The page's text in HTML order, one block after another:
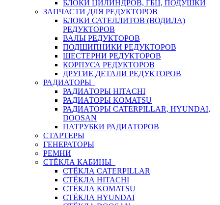
БЛОКИ ЦИЛИНДРОВ, ГБЦ, ПОДУШКИ
ЗАПЧАСТИ ДЛЯ РЕДУКТОРОВ
БЛОКИ САТЕЛЛИТОВ (ВОДИЛА)
РЕДУКТОРОВ
ВАЛЫ РЕДУКТОРОВ
ПОДШИПНИКИ РЕДУКТОРОВ
ШЕСТЕРНИ РЕДУКТОРОВ
КОРПУСА РЕДУКТОРОВ
ДРУГИЕ ДЕТАЛИ РЕДУКТОРОВ
РАДИАТОРЫ
РАДИАТОРЫ HITACHI
РАДИАТОРЫ KOMATSU
РАДИАТОРЫ CATERPILLAR, HYUNDAI,
DOOSAN
ПАТРУБКИ РАДИАТОРОВ
СТАРТЕРЫ
ГЕНЕРАТОРЫ
РЕМНИ
СТЁКЛА КАБИНЫ
СТЁКЛА CATERPILLAR
СТЁКЛА HITACHI
СТЁКЛА KOMATSU
СТЁКЛА HYUNDAI